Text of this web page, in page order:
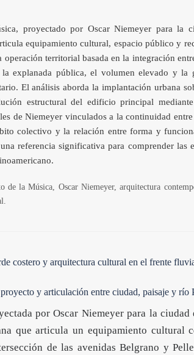
proyectado por Oscar Niemeyer para la
equipamiento cultural, espacio público y
operación territorial basada en la integración
explanada pública, el volumen elevado y la
El análisis aborda la implantación urbana
estructural del edificio principal
de Niemeyer vinculados a la continuidad
colectivo y la relación entre forma y
referencia significativa para comprender las
de la Música, Oscar Niemeyer, arquitectura
costero y arquitectura cultural en el frente
y articulación entre ciudad, paisaje y río
por Oscar Niemeyer para la
que articula un equipamiento cultural
de las avenidas Belgrano y